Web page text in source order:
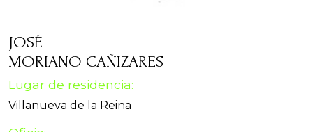
JOSÉ
MORIANO CAÑIZARES
Lugar de residencia:
Villanueva de la Reina